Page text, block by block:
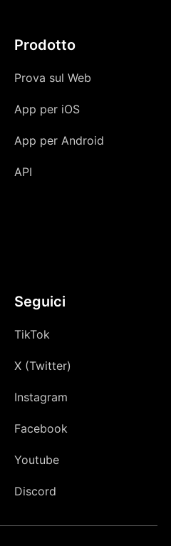
Prodotto
Prova sul Web
App per iOS
App per Android
API
Seguici
TikTok
X (Twitter)
Instagram
Facebook
Youtube
Discord